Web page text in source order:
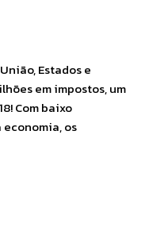
Estados e
em impostos, um
Com baixo
os